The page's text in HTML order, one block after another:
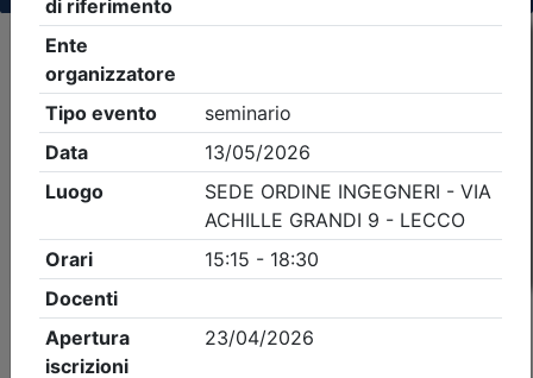
Criteri di ricerca applicati:
- Tipo Ordine/collegio:Ingegneri- Ordine:
Lecco- Eventi in programma dal8/8/2026
Dettagli evento